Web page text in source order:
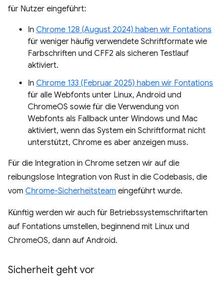
für Nutzer eingeführt:
In Chrome 128 (August 2024) haben wir Fontations
für weniger häufig verwendete Schriftformate wie
Farbschriften und CFF2 als sicheren Testlauf
aktiviert.
In Chrome 133 (Februar 2025) haben wir Fontations
für alle Webfonts unter Linux, Android und
ChromeOS sowie für die Verwendung von
Webfonts als Fallback unter Windows und Mac
aktiviert, wenn das System ein Schriftformat nicht
unterstützt, Chrome es aber anzeigen muss.
Für die Integration in Chrome setzen wir auf die
reibungslose Integration von Rust in die Codebasis, die
vom Chrome-Sicherheitsteam eingeführt wurde.
Künftig werden wir auch für Betriebssystemschriftarten
auf Fontations umstellen, beginnend mit Linux und
ChromeOS, dann auf Android.
Sicherheit geht vor